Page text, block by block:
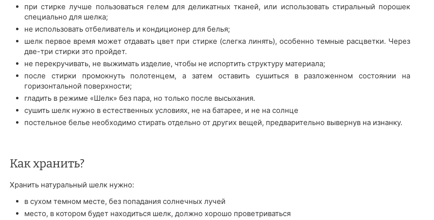
при стирке лучше пользоваться гелем для деликатных тканей, или использовать стиральный порошек
специально для шелка;
не использовать отбеливатель и кондиционер для белья;
шелк первое время может отдавать цвет при стирке (слегка линять), особенно темные расцветки. Через
две-три стирки это пройдет.
не перекручивать, не выжимать изделие, чтобы не испортить структуру материала;
после стирки промокнуть полотенцем, а затем оставить сушиться в разложенном состоянии на
горизонтальной поверхности;
гладить в режиме «Шелк» без пара, но только после высыхания.
сушить шелк нужно в естественных условиях, не на батарее, и не на солнце
постельное белье необходимо стирать отдельно от других вещей, предварительно вывернув на изнанку.
Как хранить?
Хранить натуральный шелк нужно:
в сухом темном месте, без попадания солнечных лучей
место, в котором будет находиться шелк, должно хорошо проветриваться